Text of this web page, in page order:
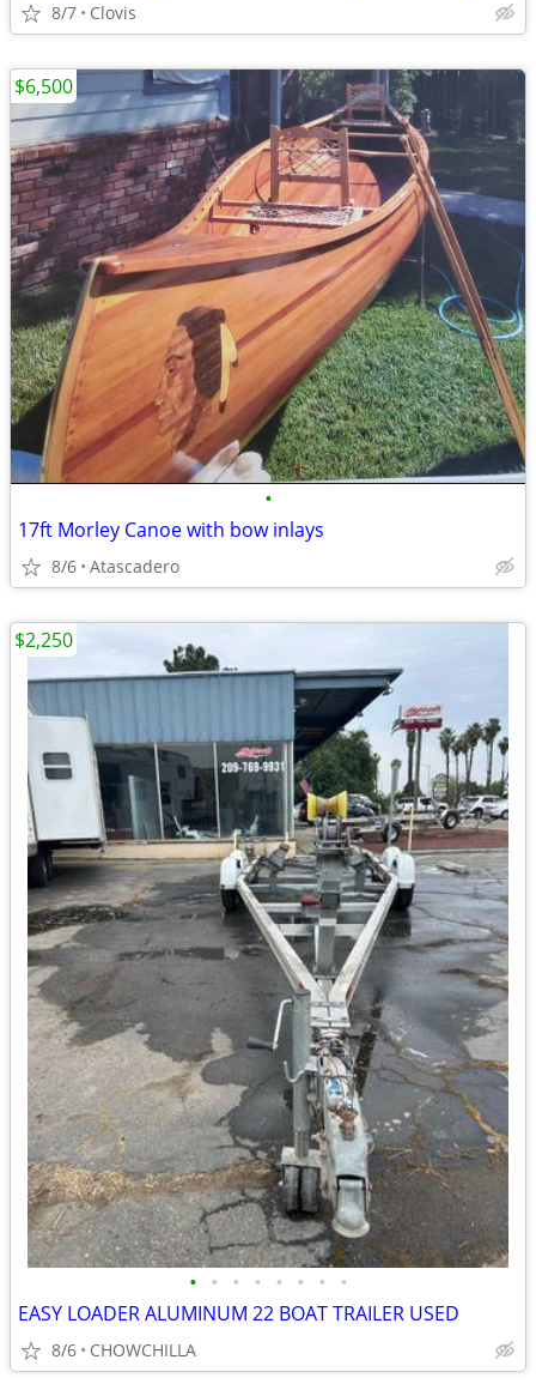
8/7 Clovis
•
17ft Morley Canoe with bow inlays
8/6 Atascadero
$6,500
• • • • • • • •
EASY LOADER ALUMINUM 22 BOAT TRAILER USED
8/6 CHOWCHILLA
$2,250